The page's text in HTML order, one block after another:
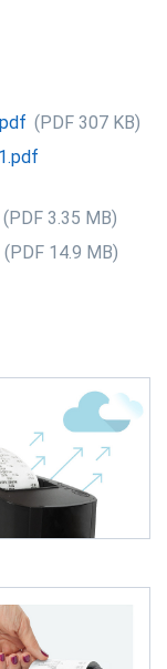
(PDF 307 KB)
(PDF 3.35 MB)
(PDF 14.9 MB)